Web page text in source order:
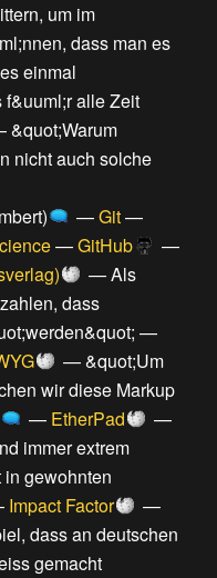
um im
dass man es
einmal
alle Zeit
&quot;Warum
nicht auch solche
—Git—
—GitHub
—
—Als
dass
—
—&quot;Um
wir diese Markup
— EtherPad
—
immer extrem
gewohnten
Impact Factor
—
dass an deutschen
gemacht